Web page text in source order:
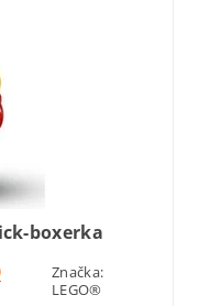
boxerka
Značka:
LEGO®